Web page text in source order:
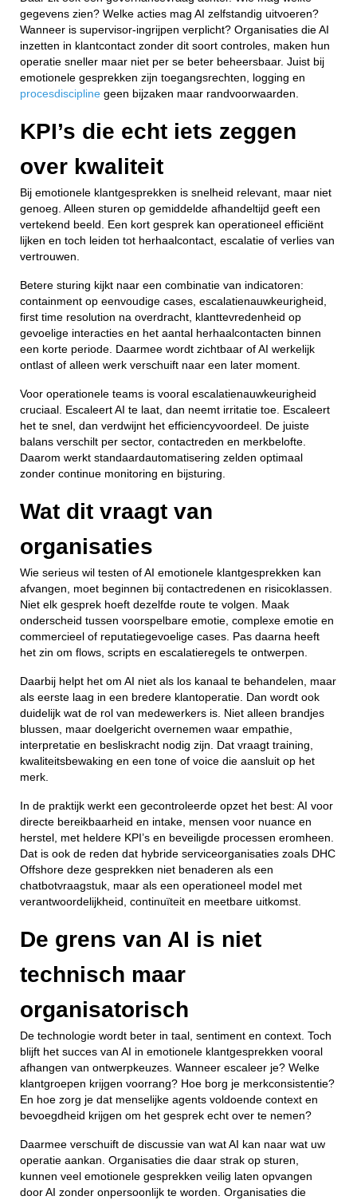
gegevens zien? Welke acties mag AI zelfstandig uitvoeren?
Wanneer is supervisor-ingrijpen verplicht? Organisaties die AI
inzetten in klantcontact zonder dit soort controles, maken hun
operatie sneller maar niet per se beter beheersbaar. Juist bij
emotionele gesprekken zijn toegangsrechten, logging en
procesdiscipline geen bijzaken maar randvoorwaarden.
KPI’s die echt iets zeggen
over kwaliteit
Bij emotionele klantgesprekken is snelheid relevant, maar niet
genoeg. Alleen sturen op gemiddelde afhandeltijd geeft een
vertekend beeld. Een kort gesprek kan operationeel efficiënt
lijken en toch leiden tot herhaalcontact, escalatie of verlies van
vertrouwen.
Betere sturing kijkt naar een combinatie van indicatoren:
containment op eenvoudige cases, escalatienauwkeurigheid,
first time resolution na overdracht, klanttevredenheid op
gevoelige interacties en het aantal herhaalcontacten binnen
een korte periode. Daarmee wordt zichtbaar of AI werkelijk
ontlast of alleen werk verschuift naar een later moment.
Voor operationele teams is vooral escalatienauwkeurigheid
cruciaal. Escaleert AI te laat, dan neemt irritatie toe. Escaleert
het te snel, dan verdwijnt het efficiencyvoordeel. De juiste
balans verschilt per sector, contactreden en merkbelofte.
Daarom werkt standaardautomatisering zelden optimaal
zonder continue monitoring en bijsturing.
Wat dit vraagt van
organisaties
Wie serieus wil testen of AI emotionele klantgesprekken kan
afvangen, moet beginnen bij contactredenen en risicoklassen.
Niet elk gesprek hoeft dezelfde route te volgen. Maak
onderscheid tussen voorspelbare emotie, complexe emotie en
commercieel of reputatiegevoelige cases. Pas daarna heeft
het zin om flows, scripts en escalatieregels te ontwerpen.
Daarbij helpt het om AI niet als los kanaal te behandelen, maar
als eerste laag in een bredere klantoperatie. Dan wordt ook
duidelijk wat de rol van medewerkers is. Niet alleen brandjes
blussen, maar doelgericht overnemen waar empathie,
interpretatie en besliskracht nodig zijn. Dat vraagt training,
kwaliteitsbewaking en een tone of voice die aansluit op het
merk.
In de praktijk werkt een gecontroleerde opzet het best: AI voor
directe bereikbaarheid en intake, mensen voor nuance en
herstel, met heldere KPI’s en beveiligde processen eromheen.
Dat is ook de reden dat hybride serviceorganisaties zoals DHC
Offshore deze gesprekken niet benaderen als een
chatbotvraagstuk, maar als een operationeel model met
verantwoordelijkheid, continuïteit en meetbare uitkomst.
De grens van AI is niet
technisch maar
organisatorisch
De technologie wordt beter in taal, sentiment en context. Toch
blijft het succes van AI in emotionele klantgesprekken vooral
afhangen van ontwerpkeuzes. Wanneer escaleer je? Welke
klantgroepen krijgen voorrang? Hoe borg je merkconsistentie?
En hoe zorg je dat menselijke agents voldoende context en
bevoegdheid krijgen om het gesprek echt over te nemen?
Daarmee verschuift de discussie van wat AI kan naar wat uw
operatie aankan. Organisaties die daar strak op sturen,
kunnen veel emotionele gesprekken veilig laten opvangen
door AI zonder onpersoonlijk te worden. Organisaties die